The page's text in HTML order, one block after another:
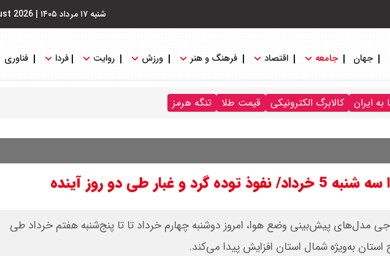
شنبه ۱۷ مرداد ۱۴۰۵ |
2026
جهان جامعه اقتصاد فرهنگ و هنر ورزش روایت فردا فناوری
به ایران کالابرگ الکترونیکی قیمت طلا تنگه هرمز
طی دو روز آینده
مدل‌های پیش‌بینی وضع هوا، امروز دوشنبه چهارم خرداد تا تا پنج‌شنبه هفتم خرداد طی
به‌ویژه شمال استان افزایش پیدا می‌کند.